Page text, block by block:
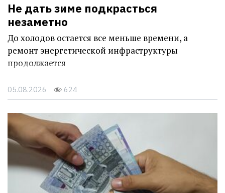
Не дать зиме подкрасться
незаметно
До холодов остается все меньше времени, а
ремонт энергетической инфраструктуры
продолжается
05.08.2026 624